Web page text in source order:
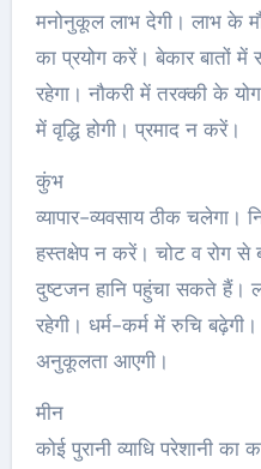
मनोनुकूल लाभ देगी। लाभ के
का प्रयोग करें। बेकार बातों
रहेगा। नौकरी में तरक्की के
में वृद्धि होगी। प्रमाद न करें।
कुंभ
व्यापार-व्यवसाय ठीक
हस्तक्षेप न करें। चोट व रोग
दुष्टजन हानि पहुंचा सकते हैं।
रहेगी। धर्म-कर्म में रुचि
अनुकूलता आएगी।
मीन
कोई पुरानी व्याधि परेशानी का